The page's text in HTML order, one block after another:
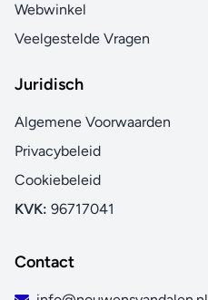
Webwinkel
Veelgestelde Vragen
Juridisch
Algemene Voorwaarden
Privacybeleid
Cookiebeleid
KVK: 96717041
Contact